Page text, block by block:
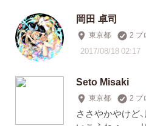
岡田 卓司
東京都 2 プ
2017/08/18 02:17
Seto Misaki
東京都 2 プ
ささやかやけど